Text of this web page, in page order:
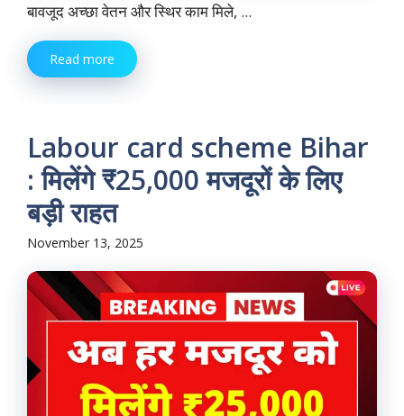
बावजूद अच्छा वेतन और स्थिर काम मिले, ...
Read more
Labour card scheme Bihar
: मिलेंगे ₹25,000 मजदूरों के लिए
बड़ी राहत
November 13, 2025